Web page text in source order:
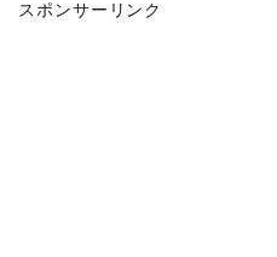
スポンサーリンク